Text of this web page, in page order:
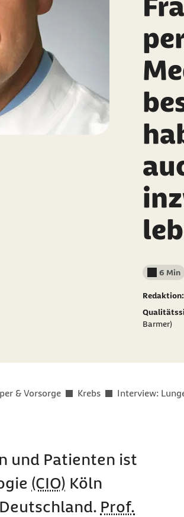
6 Min
Redaktion:
Barmer)
& Vorsorge Krebs Interview:
und Patienten ist
(CIO) Köln
Prof.